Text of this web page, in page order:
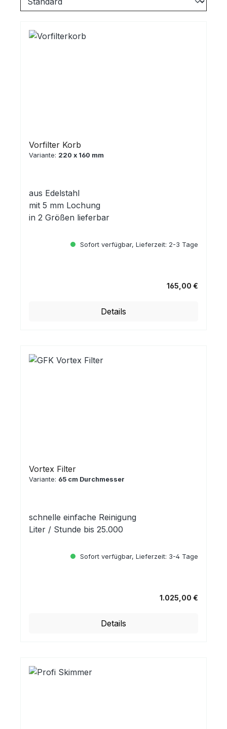
Vorfilter Korb
Variante: 220 x 160 mm
aus Edelstahl
mit 5 mm Lochung
in 2 Größen lieferbar
Sofort verfügbar, Lieferzeit: 2-3 Tage
165,00 €
Details
Vortex Filter
Variante: 65 cm Durchmesser
schnelle einfache Reinigung
Liter / Stunde bis 25.000
Sofort verfügbar, Lieferzeit: 3-4 Tage
1.025,00 €
Details